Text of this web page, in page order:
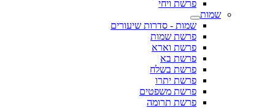
פרשת ויחי
שמות
שמות - סדרות שיעורים
פרשת שמות
פרשת וארא
פרשת בא
פרשת בשלח
פרשת יתרו
פרשת משפטים
פרשת תרומה